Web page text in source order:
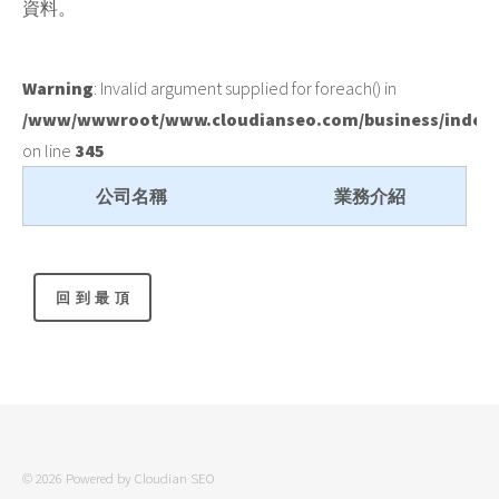
資料。
Warning: Invalid argument supplied for foreach() in
/www/wwwroot/www.cloudianseo.com/business/
on line 345
公司名稱 業務介紹
© 2026 Powered by Cloudian SEO